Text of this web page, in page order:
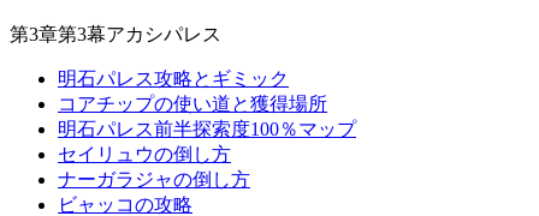
第3章第3幕アカシパレス
明石パレス攻略とギミック
コアチップの使い道と獲得場所
明石パレス前半探索度100％マップ
セイリュウの倒し方
ナーガラジャの倒し方
ビャッコの攻略